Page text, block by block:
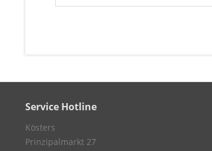
Service Hotline
Kösters
Prinzipalmarkt 27